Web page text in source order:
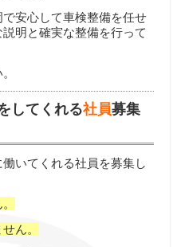
安心して車検整備を任せ
明と確実な整備を行って
してくれる社員募集
いてくれる社員を募集し
ん。